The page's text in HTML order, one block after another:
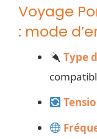
Voyage
: mode
Type